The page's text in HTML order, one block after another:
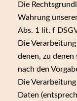
Die
Wahrung
Abs. 1 lit. f
Die
denen, zu
nach den
Die
Daten